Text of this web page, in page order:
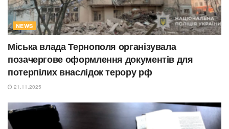
NEWS
Міська влада Тернополя організувала
позачергове оформлення документів для
потерпілих внаслідок терору рф
21.11.2025